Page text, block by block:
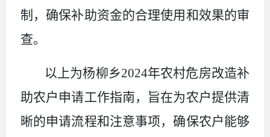
制，确保补助资金的合理使用和效果的审
查。
以上为杨柳乡2024年农村危房改造补
助农户申请工作指南，旨在为农户提供清
晰的申请流程和注意事项，确保农户能够